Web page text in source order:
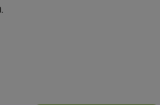
a la Fase3 de TEST DE